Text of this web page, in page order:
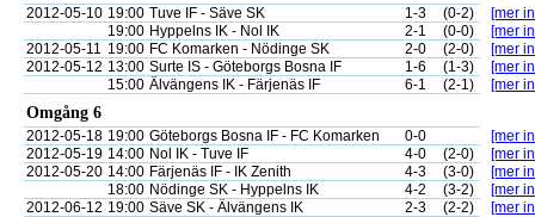
2012-05-10 19:00 Tuve IF - Säve SK 1-3 (0-2)
[mer
19:00 Hyppelns IK - Nol IK 2-1 (0-0)
[mer
2012-05-11 19:00 FC Komarken - Nödinge SK 2-0 (2-0)
[mer
2012-05-12 13:00 Surte IS - Göteborgs Bosna IF 1-6 (1-3)
[mer
15:00 Älvängens IK - Färjenäs IF 6-1 (2-1) [mer
Omgång 6
2012-05-18 19:00 Göteborgs Bosna IF - FC Komarken 0-0
[mer
2012-05-19 14:00 Nol IK - Tuve IF 4-0 (2-0)
[mer
2012-05-20 14:00 Färjenäs IF - IK Zenith 4-3 (3-0)
[mer
18:00 Nödinge SK - Hyppelns IK 4-2 (3-2)
[mer
2012-06-12 19:00 Säve SK - Älvängens IK 2-3 (2-2) [mer